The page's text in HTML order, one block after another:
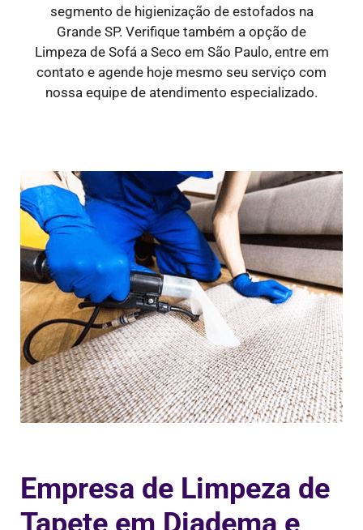
segmento de higienização de estofados na
Grande SP. Verifique também a opção de
Limpeza de Sofá a Seco em São Paulo, entre em
contato e agende hoje mesmo seu serviço com
nossa equipe de atendimento especializado.
Empresa de Limpeza de